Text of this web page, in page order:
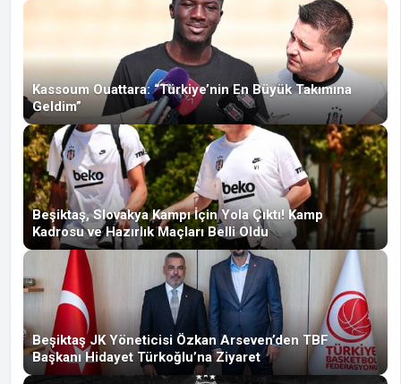
Kassoum Ouattara: “Türkiye’nin En Büyük Takımına
Geldim”
Beşiktaş, Slovakya Kampı İçin Yola Çıktı! Kamp
Kadrosu ve Hazırlık Maçları Belli Oldu
Beşiktaş JK Yöneticisi Özkan Arseven’den TBF
Başkanı Hidayet Türkoğlu’na Ziyaret